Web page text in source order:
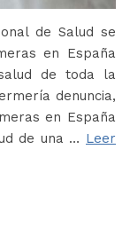
de Salud se
en España
de toda la
denuncia,
en España
de una … Leer